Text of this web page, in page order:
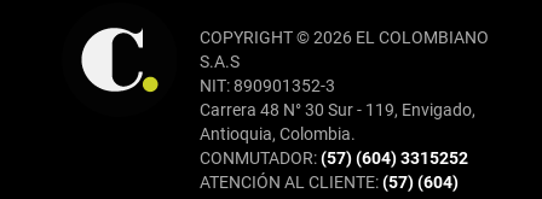
COPYRIGHT © 2026 EL COLOMBIANO
S.A.S
NIT: 890901352-3
Carrera 48 N° 30 Sur - 119, Envigado,
Antioquia, Colombia.
CONMUTADOR:(57) (604) 3315252
ATENCIÓN AL CLIENTE:(57) (604)